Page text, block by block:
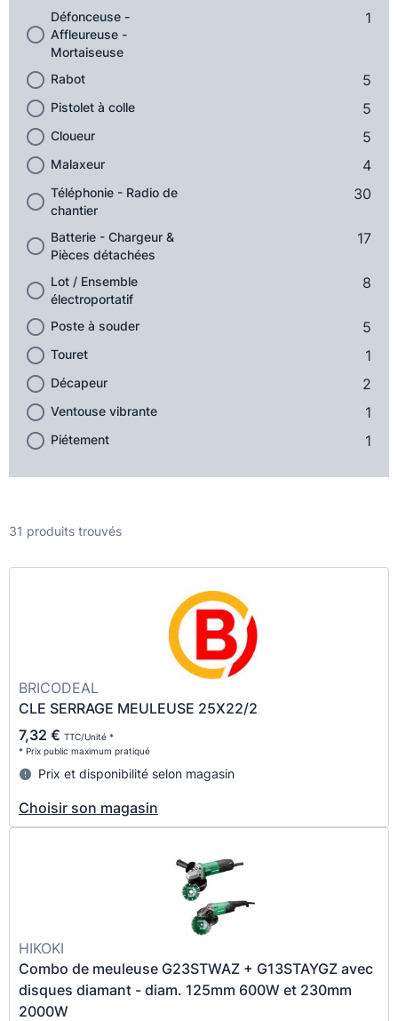
Défonceuse -
Affleureuse -
Mortaiseuse
1
Rabot 5
Pistolet à colle 5
Cloueur 5
Malaxeur 4
Téléphonie - Radio de
chantier
30
Batterie - Chargeur &
Pièces détachées
17
Lot / Ensemble
électroportatif
8
Poste à souder 5
Touret 1
Décapeur 2
Ventouse vibrante 1
Piétement 1
31 produits trouvés
BRICODEAL
CLE SERRAGE MEULEUSE 25X22/2
7,32 € TTC/Unité *
* Prix public maximum pratiqué
Prix et disponibilité selon magasin
Choisir son magasin
HIKOKI
Combo de meuleuse G23STWAZ + G13STAYGZ avec
disques diamant - diam. 125mm 600W et 230mm
2000W